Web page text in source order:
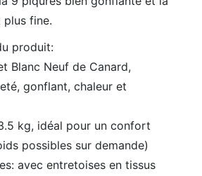
fine.
produit:
Blanc Neuf de Canard,
gonflant, chaleur et
kg, idéal pour un confort
possibles sur demande)
avec entretoises en tissus